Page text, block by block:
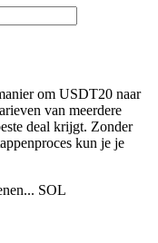
om USDT20 naar
van meerdere
deal krijgt. Zonder
kun je je
SOL